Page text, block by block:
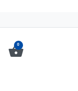
shopping_basket
0